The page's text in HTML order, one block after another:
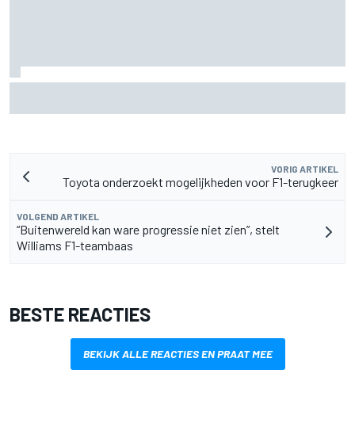
VORIG ARTIKEL
Toyota onderzoekt mogelijkheden voor F1-terugkeer
VOLGEND ARTIKEL
“Buitenwereld kan ware progressie niet zien”, stelt
Williams F1-teambaas
BESTE REACTIES
BEKIJK ALLE REACTIES EN PRAAT MEE